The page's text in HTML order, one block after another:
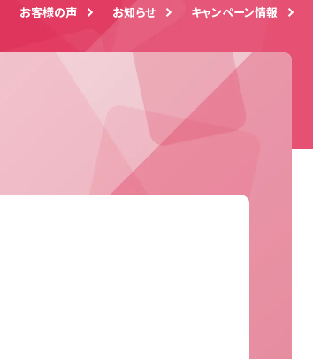
お客様の声 お知らせ キャンペーン情報